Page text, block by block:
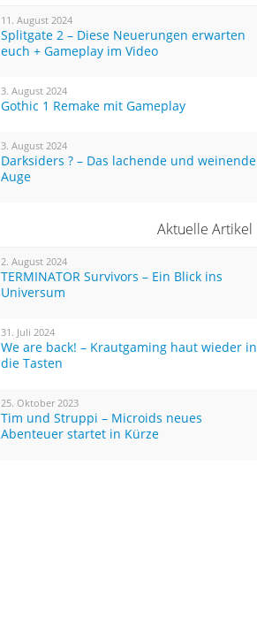
11. August 2024
Splitgate 2 – Diese Neuerungen erwarten
euch + Gameplay im Video
3. August 2024
Gothic 1 Remake mit Gameplay
3. August 2024
Darksiders ? – Das lachende und weinende
Auge
Aktuelle Artikel
2. August 2024
TERMINATOR Survivors – Ein Blick ins
Universum
31. Juli 2024
We are back! – Krautgaming haut wieder in
die Tasten
25. Oktober 2023
Tim und Struppi – Microids neues
Abenteuer startet in Kürze